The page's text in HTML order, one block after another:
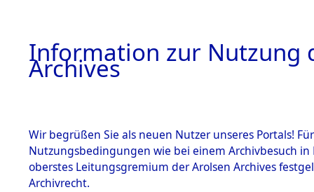
Information zur Nutzung
Archives
Wir begrüßen Sie als neuen Nutzer unseres Portals!
Nutzungsbedingungen wie bei einem Archivbesuch
oberstes Leitungsgremium der Arolsen Archives
Archivrecht.